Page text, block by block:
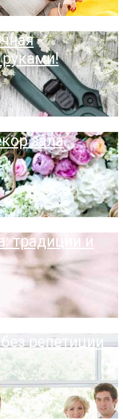
зала
традиции и
репетиции